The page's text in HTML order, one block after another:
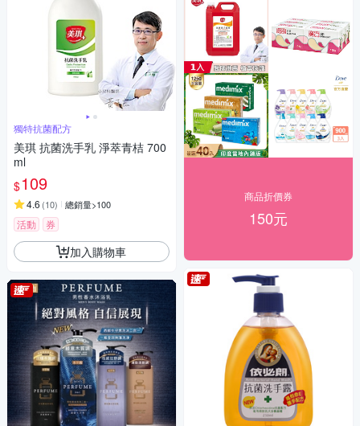
獨特抗菌配方
美琪 抗菌洗手乳 淨萃青桔 700
ml
$109
4.6 (10) 總銷量>100
活動 券
加入購物車
商品折價券
150元